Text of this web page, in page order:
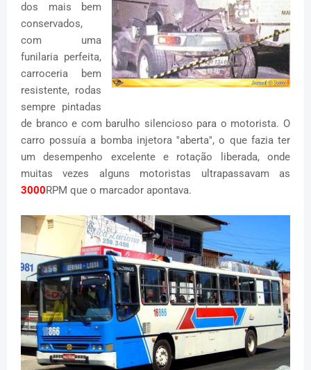
dos mais bem
conservados,
com uma
funilaria perfeita,
carroceria bem
resistente, rodas
sempre pintadas
de branco e com barulho silencioso para o motorista. O
carro possuía a bomba injetora ''aberta'', o que fazia ter
um desempenho excelente e rotação liberada, onde
muitas vezes alguns motoristas ultrapassavam as
3000RPM que o marcador apontava.